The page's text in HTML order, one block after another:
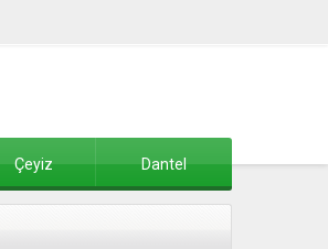
Çeyiz Dantel